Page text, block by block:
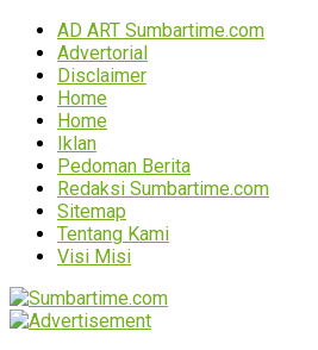
AD ART Sumbartime.com
Advertorial
Disclaimer
Home
Home
Iklan
Pedoman Berita
Redaksi Sumbartime.com
Sitemap
Tentang Kami
Visi Misi